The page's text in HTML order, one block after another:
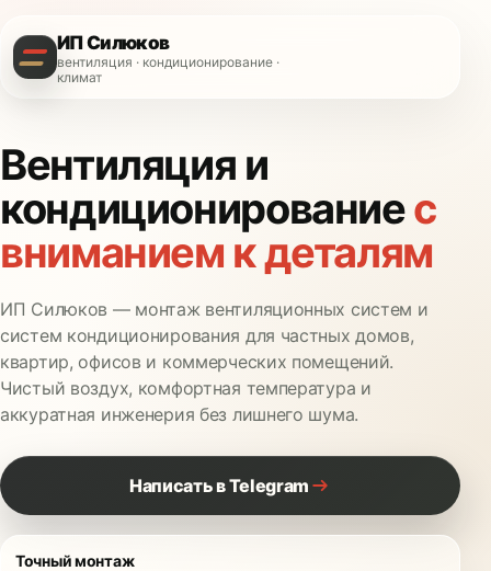
ИП Силюков
вентиляция · кондиционирование ·
климат
Вентиляция и
кондиционированиес
вниманием к деталям
ИП Силюков — монтаж вентиляционных систем и
систем кондиционирования для частных домов,
квартир, офисов и коммерческих помещений.
Чистый воздух, комфортная температура и
аккуратная инженерия без лишнего шума.
Написать в Telegram
Точный монтаж